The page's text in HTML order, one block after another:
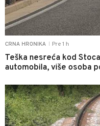
CRNA HRONIKA Pre 1 h
Teška nesreća kod
automobila, više osoba